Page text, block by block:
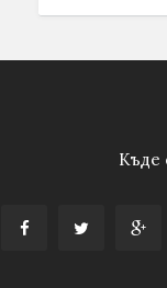
Къде